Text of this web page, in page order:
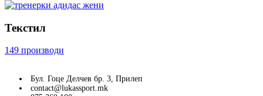
Текстил
149 производи
Бул. Гоце Делчев бр. 3, Прилеп
contact@lukassport.mk